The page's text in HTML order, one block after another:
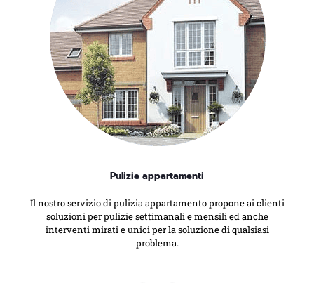
Pulizie appartamenti
Il nostro servizio di pulizia appartamento propone ai clienti
soluzioni per pulizie settimanali e mensili ed anche
interventi mirati e unici per la soluzione di qualsiasi
problema.